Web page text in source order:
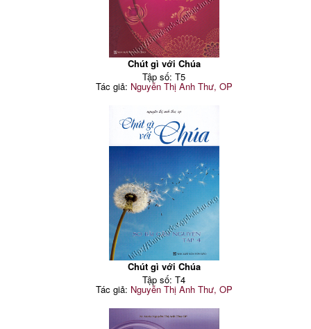
Chút gì với Chúa
Tập số: T5
Tác giả: Nguyễn Thị Anh Thư, OP
Chút gì với Chúa
Tập số: T4
Tác giả: Nguyễn Thị Anh Thư, OP